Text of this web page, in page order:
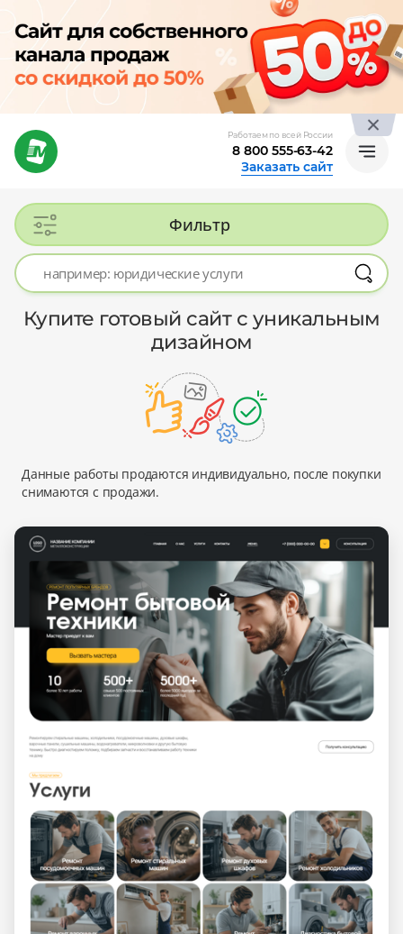
Работаем по всей России
8 800 555-63-42
Заказать сайт
Фильтр
Купите готовый сайт с уникальным
дизайном
Данные работы продаются индивидуально, после покупки
снимаются с продажи.